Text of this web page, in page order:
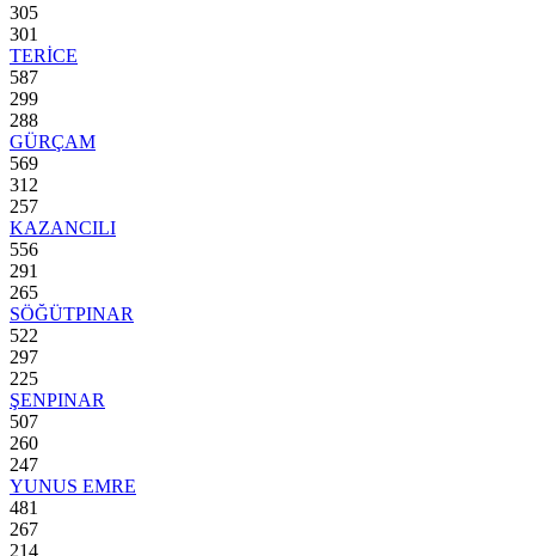
305
301
TERİCE
587
299
288
GÜRÇAM
569
312
257
KAZANCILI
556
291
265
SÖĞÜTPINAR
522
297
225
ŞENPINAR
507
260
247
YUNUS EMRE
481
267
214